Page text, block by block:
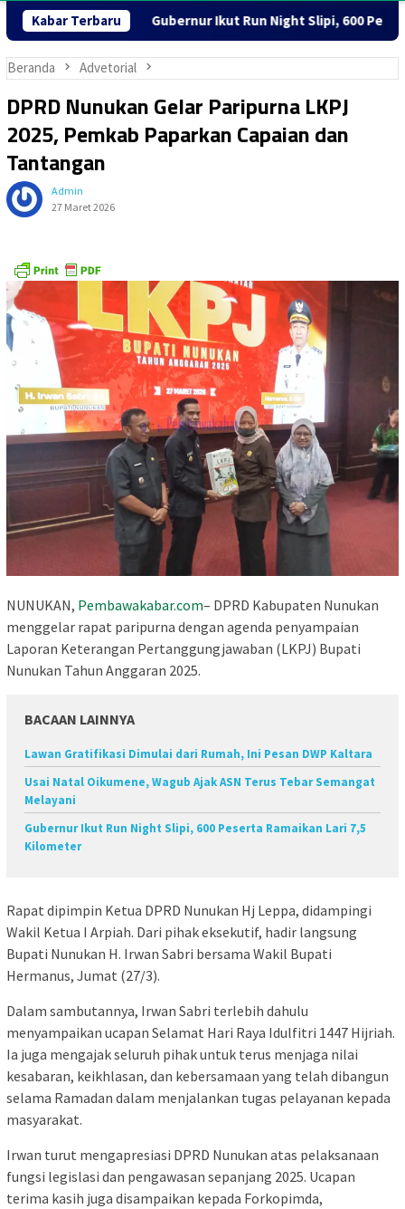
Kabar TerbaruGubernur Ikut Run Night Slipi, 600 Peserta
Beranda Advetorial
DPRD Nunukan Gelar Paripurna LKPJ
2025, Pemkab Paparkan Capaian dan
Tantangan
Admin
27 Maret 2026
NUNUKAN, Pembawakabar.com– DPRD Kabupaten Nunukan
menggelar rapat paripurna dengan agenda penyampaian
Laporan Keterangan Pertanggungjawaban (LKPJ) Bupati
Nunukan Tahun Anggaran 2025.
BACAAN LAINNYA
Lawan Gratifikasi Dimulai dari Rumah, Ini Pesan DWP Kaltara
Usai Natal Oikumene, Wagub Ajak ASN Terus Tebar Semangat
Melayani
Gubernur Ikut Run Night Slipi, 600 Peserta Ramaikan Lari 7,5
Kilometer
Rapat dipimpin Ketua DPRD Nunukan Hj Leppa, didampingi
Wakil Ketua I Arpiah. Dari pihak eksekutif, hadir langsung
Bupati Nunukan H. Irwan Sabri bersama Wakil Bupati
Hermanus, Jumat (27/3).
Dalam sambutannya, Irwan Sabri terlebih dahulu
menyampaikan ucapan Selamat Hari Raya Idulfitri 1447 Hijriah.
Ia juga mengajak seluruh pihak untuk terus menjaga nilai
kesabaran, keikhlasan, dan kebersamaan yang telah dibangun
selama Ramadan dalam menjalankan tugas pelayanan kepada
masyarakat.
Irwan turut mengapresiasi DPRD Nunukan atas pelaksanaan
fungsi legislasi dan pengawasan sepanjang 2025. Ucapan
terima kasih juga disampaikan kepada Forkopimda,